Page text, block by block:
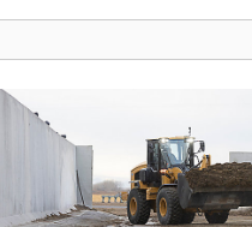
moment crucial.
de couple de roue auto
réglage offre des
pointe tout en optimisant
vie des pneus et en
faibles coûts